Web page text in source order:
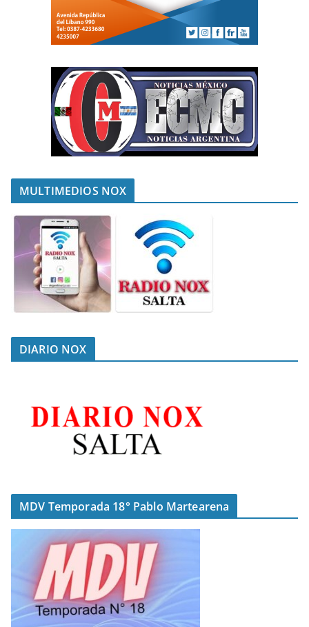
MULTIMEDIOS NOX
DIARIO NOX
MDV Temporada 18° Pablo Martearena